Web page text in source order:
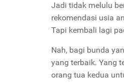
Jadi tidak melulu
rekomendasi usia
Tapi kembali lagi
Nah, bagi bunda
yang terbaik. Yang
orang tua kedua